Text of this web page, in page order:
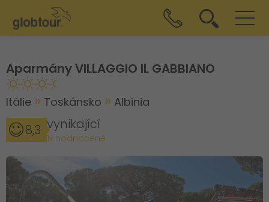
Aparmány VILLAGGIO IL GABBIANO
Itálie Toskánsko Albinia
8,3 vynikající
1x hodnocené